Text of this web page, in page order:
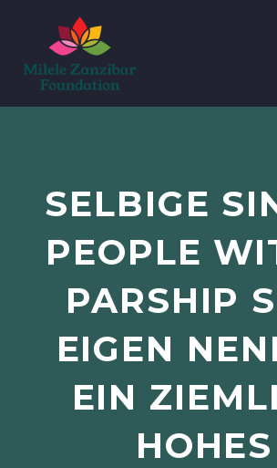
SELBIGE
PEOPLE
PARSHIP
EIGEN
EIN
HOHES